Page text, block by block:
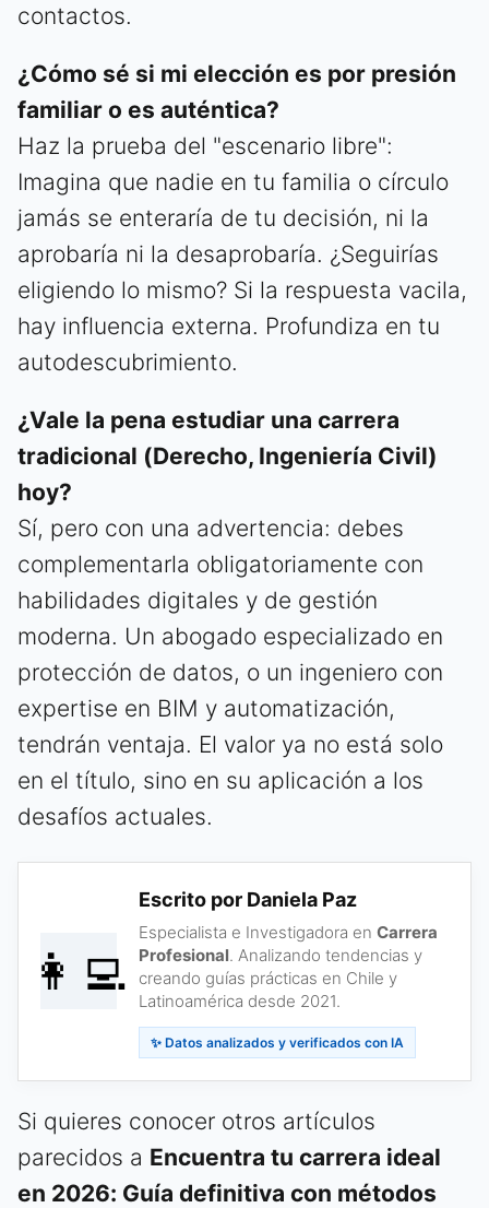
contactos.
¿Cómo sé si mi elección es por presión
familiar o es auténtica?
Haz la prueba del "escenario libre":
Imagina que nadie en tu familia o círculo
jamás se enteraría de tu decisión, ni la
aprobaría ni la desaprobaría. ¿Seguirías
eligiendo lo mismo? Si la respuesta vacila,
hay influencia externa. Profundiza en tu
autodescubrimiento.
¿Vale la pena estudiar una carrera
tradicional (Derecho, Ingeniería Civil)
hoy?
Sí, pero con una advertencia: debes
complementarla obligatoriamente con
habilidades digitales y de gestión
moderna. Un abogado especializado en
protección de datos, o un ingeniero con
expertise en BIM y automatización,
tendrán ventaja. El valor ya no está solo
en el título, sino en su aplicación a los
desafíos actuales.
👩‍💻
Escrito por Daniela Paz
Especialista e Investigadora en Carrera
Profesional. Analizando tendencias y
creando guías prácticas en Chile y
Latinoamérica desde 2021.
✨ Datos analizados y verificados con IA
Si quieres conocer otros artículos
parecidos a Encuentra tu carrera ideal
en 2026: Guía definitiva con métodos